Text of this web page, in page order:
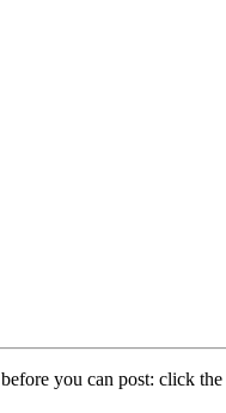
before you can post: click